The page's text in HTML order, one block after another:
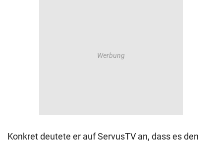
Konkret deutete er auf ServusTV an, dass es den